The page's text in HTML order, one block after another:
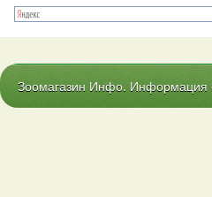
Зоомагазин Инфо. Информация